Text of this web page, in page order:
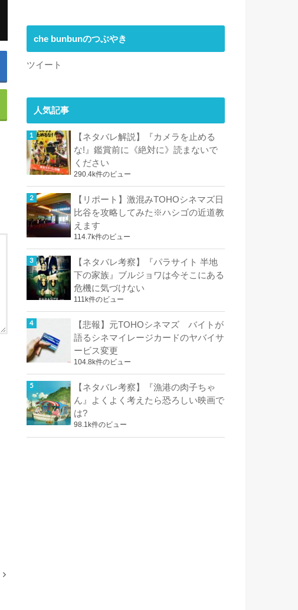
che bunbunのつぶやき
ツイート
人気記事
【ネタバレ解説】『カメラを止める
な!』鑑賞前に《絶対に》読まないで
ください
290.4k件のビュー
【リポート】激混みTOHOシネマズ日
比谷を攻略してみた※ハシゴの近道教
えます
114.7k件のビュー
【ネタバレ考察】『パラサイト 半地
下の家族』ブルジョワは今そこにある
危機に気づけない
111k件のビュー
【悲報】元TOHOシネマズ バイトが
語るシネマイレージカードのヤバイサ
ービス変更
104.8k件のビュー
【ネタバレ考察】『漁港の肉子ちゃ
ん』よくよく考えたら恐ろしい映画で
は?
98.1k件のビュー